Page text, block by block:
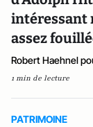
intéressant
assez
Robert Haehnel
1 min de lecture
PATRIMOINE